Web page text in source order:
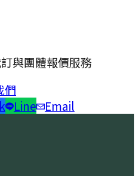
與團體報價服務
們
Line Email